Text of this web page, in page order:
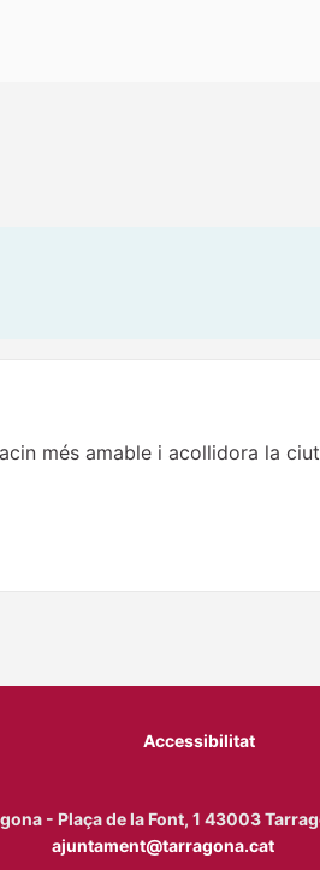
més amable i acollidora la
Accessibilitat
- Plaça de la Font, 1 43003
ajuntament@tarragona.cat